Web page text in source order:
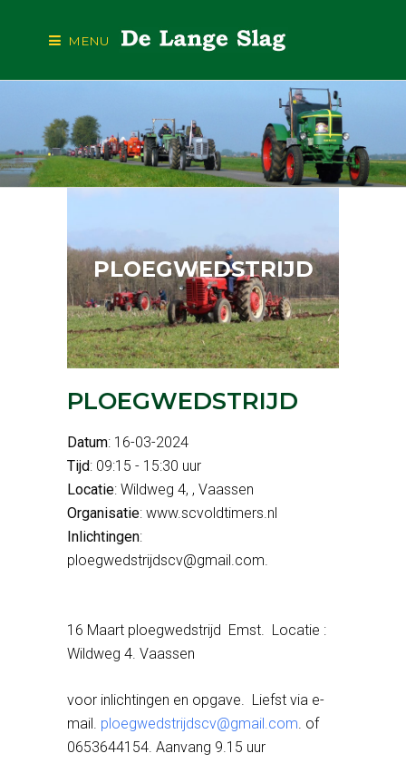
MENU
PLOEGWEDSTRIJD
PLOEGWEDSTRIJD
Datum: 16-03-2024
Tijd: 09:15 - 15:30 uur
Locatie: Wildweg 4, , Vaassen
Organisatie: www.scvoldtimers.nl
Inlichtingen:
ploegwedstrijdscv@gmail.com.
16 Maart ploegwedstrijd Emst. Locatie :
Wildweg 4. Vaassen
voor inlichtingen en opgave. Liefst via e-
mail. ploegwedstrijdscv@gmail.com. of
0653644154. Aanvang 9.15 uur